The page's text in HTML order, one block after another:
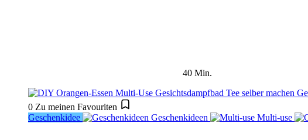
40 Min.
0 Zu meinen Favouriten
Geschenkidee
Geschenkideen Multi-use